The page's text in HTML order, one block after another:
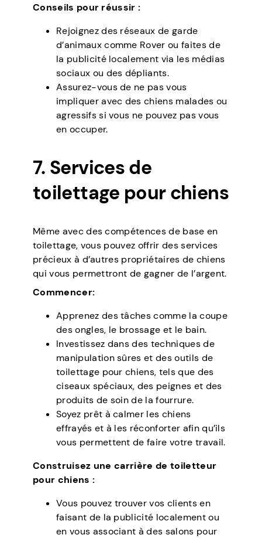
Conseils pour réussir :
Rejoignez des réseaux de garde
d’animaux comme Rover ou faites de
la publicité localement via les médias
sociaux ou des dépliants.
Assurez-vous de ne pas vous
impliquer avec des chiens malades ou
agressifs si vous ne pouvez pas vous
en occuper.
7. Services de
toilettage pour chiens
Même avec des compétences de base en
toilettage, vous pouvez offrir des services
précieux à d’autres propriétaires de chiens
qui vous permettront de gagner de l’argent.
Commencer:
Apprenez des tâches comme la coupe
des ongles, le brossage et le bain.
Investissez dans des techniques de
manipulation sûres et des outils de
toilettage pour chiens, tels que des
ciseaux spéciaux, des peignes et des
produits de soin de la fourrure.
Soyez prêt à calmer les chiens
effrayés et à les réconforter afin qu’ils
vous permettent de faire votre travail.
Construisez une carrière de toiletteur
pour chiens :
Vous pouvez trouver vos clients en
faisant de la publicité localement ou
en vous associant à des salons pour